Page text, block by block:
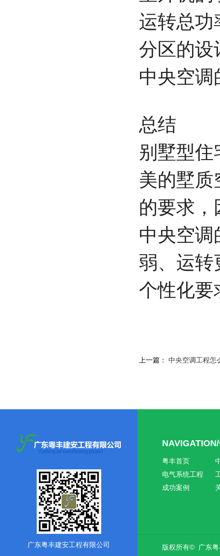
运转总功
分区的设
中央空调
总结
别墅型住
美的墅质
的要求，
中央空调
弱、运转
个性化要
上一篇： 中央空调工程怎
广东粤丰建安工程有限公司
粤丰首页
电气系统工程
成功案例
版权所有© 广东